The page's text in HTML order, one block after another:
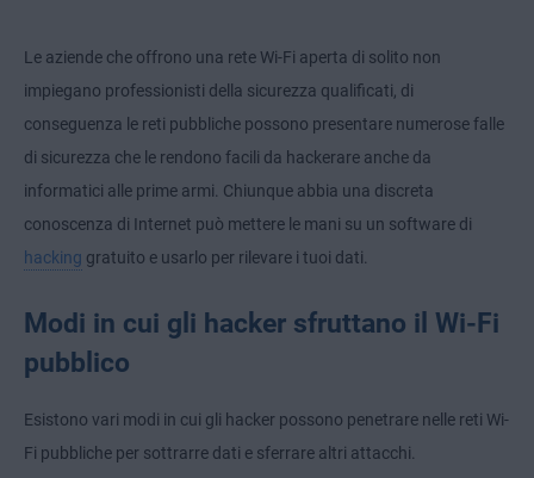
Le aziende che offrono una rete Wi-Fi aperta di solito non
impiegano professionisti della sicurezza qualificati, di
conseguenza le reti pubbliche possono presentare numerose falle
di sicurezza che le rendono facili da hackerare anche da
informatici alle prime armi. Chiunque abbia una discreta
conoscenza di Internet può mettere le mani su un software di
hacking gratuito e usarlo per rilevare i tuoi dati.
Modi in cui gli hacker sfruttano il Wi-Fi
pubblico
Esistono vari modi in cui gli hacker possono penetrare nelle reti Wi-
Fi pubbliche per sottrarre dati e sferrare altri attacchi.